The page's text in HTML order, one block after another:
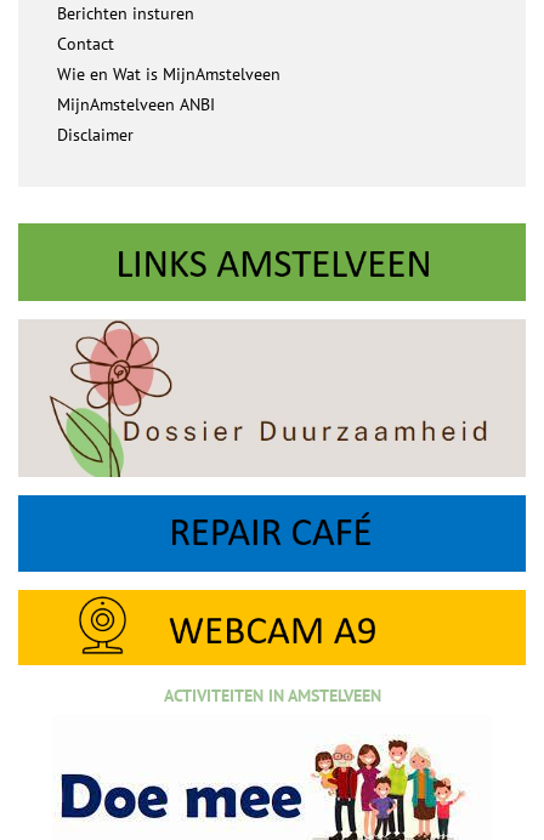
Berichten insturen
Contact
Wie en Wat is MijnAmstelveen
MijnAmstelveen ANBI
Disclaimer
ACTIVITEITEN IN AMSTELVEEN